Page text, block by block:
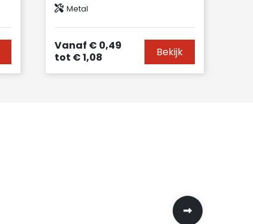
Metal
Vanaf € 0,49
tot € 1,08 Bekijk